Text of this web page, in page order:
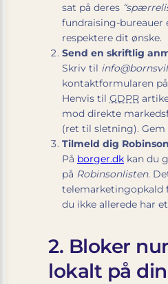
sat på deres
fundraising-
respektere dit ønske.
Send en skriftlig
Skriv til
kontaktformularen på
Henvis til GDPR
mod direkte
(ret til sletning).
Tilmeld dig
På borger.dk kan du
på Robinsonlisten.
telemarketingopkald
du ikke allerede har
2. Bloker
lokalt på